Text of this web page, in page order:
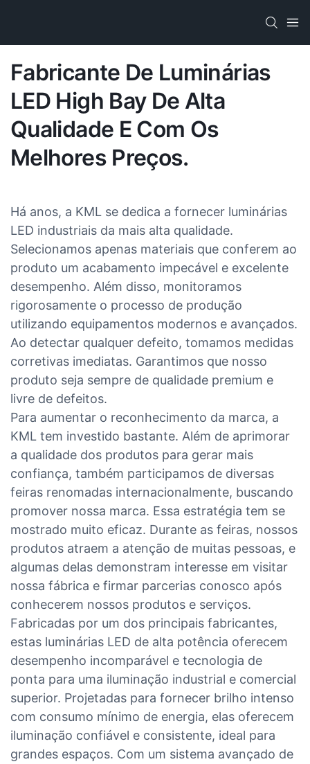
Fabricante De Luminárias
LED High Bay De Alta
Qualidade E Com Os
Melhores Preços.
Há anos, a KML se dedica a fornecer luminárias
LED industriais da mais alta qualidade.
Selecionamos apenas materiais que conferem ao
produto um acabamento impecável e excelente
desempenho. Além disso, monitoramos
rigorosamente o processo de produção
utilizando equipamentos modernos e avançados.
Ao detectar qualquer defeito, tomamos medidas
corretivas imediatas. Garantimos que nosso
produto seja sempre de qualidade premium e
livre de defeitos.
Para aumentar o reconhecimento da marca, a
KML tem investido bastante. Além de aprimorar
a qualidade dos produtos para gerar mais
confiança, também participamos de diversas
feiras renomadas internacionalmente, buscando
promover nossa marca. Essa estratégia tem se
mostrado muito eficaz. Durante as feiras, nossos
produtos atraem a atenção de muitas pessoas, e
algumas delas demonstram interesse em visitar
nossa fábrica e firmar parcerias conosco após
conhecerem nossos produtos e serviços.
Fabricadas por um dos principais fabricantes,
estas luminárias LED de alta potência oferecem
desempenho incomparável e tecnologia de
ponta para uma iluminação industrial e comercial
superior. Projetadas para fornecer brilho intenso
com consumo mínimo de energia, elas oferecem
iluminação confiável e consistente, ideal para
grandes espaços. Com um sistema avançado de